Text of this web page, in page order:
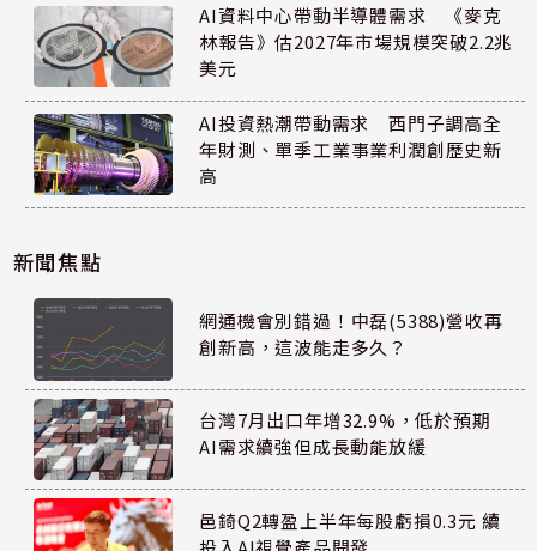
AI資料中心帶動半導體需求 《麥克
林報告》估2027年市場規模突破2.2兆
美元
AI投資熱潮帶動需求 西門子調高全
年財測、單季工業事業利潤創歷史新
高
新聞焦點
網通機會別錯過！中磊(5388)營收再
創新高，這波能走多久？
台灣7月出口年增32.9%，低於預期
AI需求續強但成長動能放緩
邑錡Q2轉盈上半年每股虧損0.3元 續